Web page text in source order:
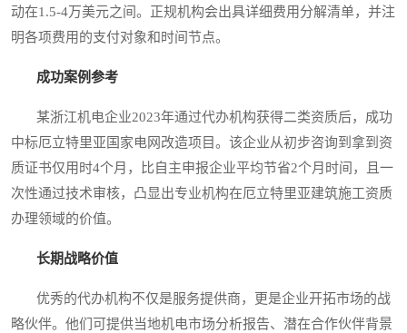
动在1.5-4万美元之间。正规机构会出具详细费用分解清单，并注
明各项费用的支付对象和时间节点。
成功案例参考
某浙江机电企业2023年通过代办机构获得二类资质后，成功
中标厄立特里亚国家电网改造项目。该企业从初步咨询到拿到资
质证书仅用时4个月，比自主申报企业平均节省2个月时间，且一
次性通过技术审核，凸显出专业机构在厄立特里亚建筑施工资质
办理领域的价值。
长期战略价值
优秀的代办机构不仅是服务提供商，更是企业开拓市场的战
略伙伴。他们可提供当地机电市场分析报告、潜在合作伙伴背景